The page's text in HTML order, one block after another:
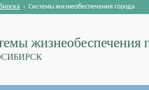
жизнеобеспечения
› Системы жизнеобеспечения города